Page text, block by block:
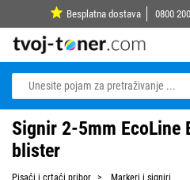
Besplatna dostava 0800
Signir 2-5mm EcoLine
blister